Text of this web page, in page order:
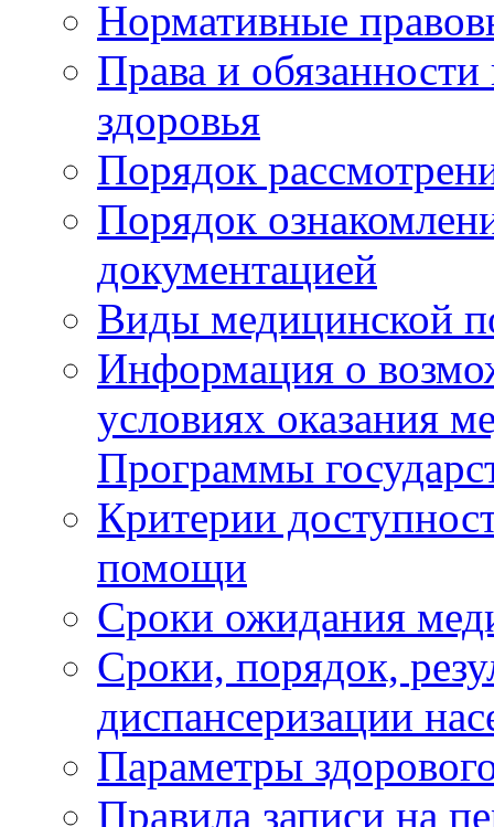
Нормативные
Права и
здоровья
Порядок
Порядок
документацией
Виды медицинской
Информация о
условиях оказания
Программы
Критерии
помощи
Сроки ожидания
Сроки, порядок,
диспансеризации
Параметры
Правила записи на